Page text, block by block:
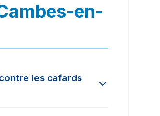
en-
les cafards